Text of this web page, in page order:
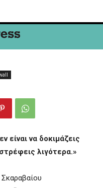
είναι να δοκιμάζεις
λιγότερα.»